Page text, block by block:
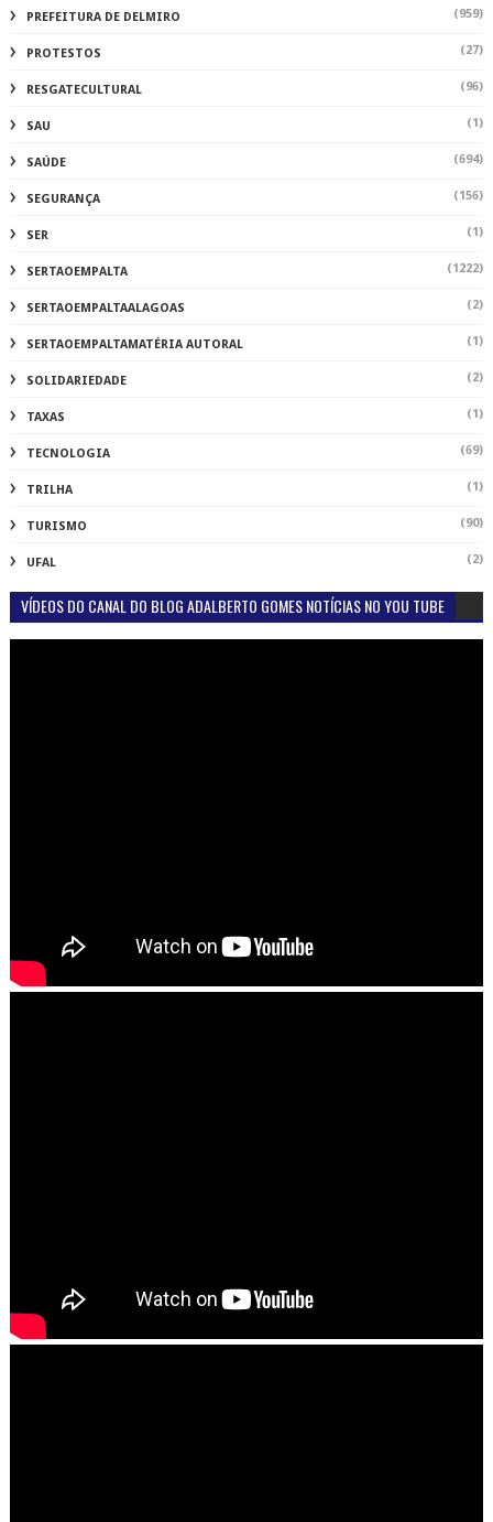
PREFEITURA DE DELMIRO (959)
PROTESTOS (27)
RESGATECULTURAL (96)
SAU (1)
SAÚDE (694)
SEGURANÇA (156)
SER (1)
SERTAOEMPALTA (1222)
SERTAOEMPALTAALAGOAS (2)
SERTAOEMPALTAMATÉRIA AUTORAL (1)
SOLIDARIEDADE (2)
TAXAS (1)
TECNOLOGIA (69)
TRILHA (1)
TURISMO (90)
UFAL (2)
VÍDEOS DO CANAL DO BLOG ADALBERTO GOMES NOTÍCIAS NO YOU TUBE